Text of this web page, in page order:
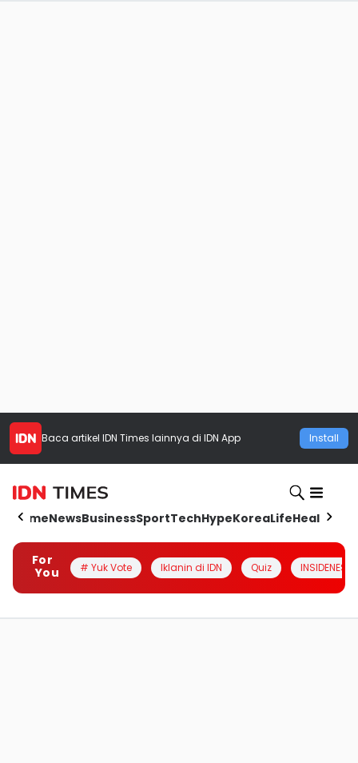
Baca artikel IDN Times lainnya di IDN App Install
HomeNewsBusinessSportTechHypeKoreaLifeHealth
For
You
# Yuk Vote Iklanin di IDN Quiz INSIDENESIA